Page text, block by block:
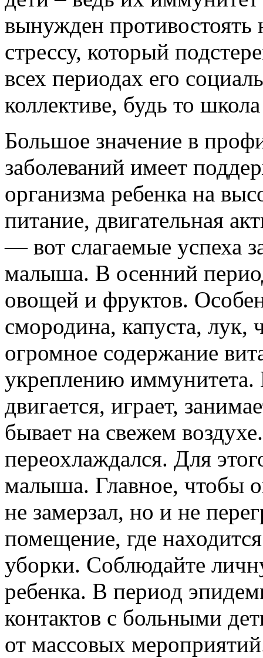
вынужден
стрессу, который
всех периодах его
коллективе, будь то
Большое значение в
заболеваний имеет
организма ребенка на
питание, двигательная
— вот слагаемые успеха
малыша. В осенний
овощей и фруктов.
смородина, капуста, лук,
огромное содержание
укреплению иммунитета.
двигается, играет,
бывает на свежем
переохлаждался. Для
малыша. Главное, чтобы
не замерзал, но и не
помещение, где
уборки. Соблюдайте
ребенка. В период
контактов с больными
от массовых